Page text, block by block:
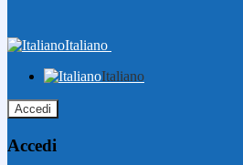
Italiano
Italiano
Accedi
Accedi